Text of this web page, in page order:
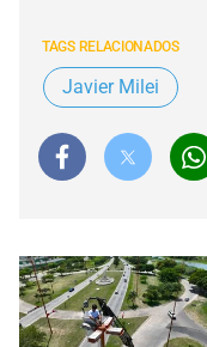
TAGS RELACIONADOS
Javier Milei